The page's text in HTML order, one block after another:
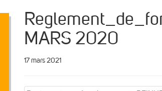
MARS 2020
17 mars 2021